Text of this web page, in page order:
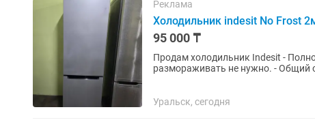
Реклама
Холодильник indesit No Frost
95 000 ₸
Продам холодильник Indesit -
размораживать не нужно. - Общий
Уральск, сегодня